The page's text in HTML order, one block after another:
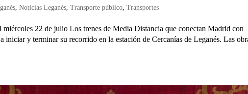
,Noticias Leganés ,Transporte público ,Transportes
miércoles 22 de julio Los trenes de Media Distancia que conectan Madrid con
iniciar y terminar su recorrido en la estación de Cercanías de Leganés. Las